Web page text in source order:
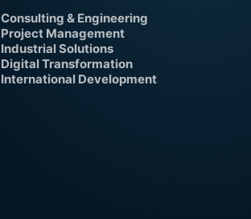
Consulting & Engineering
Project Management
Industrial Solutions
Digital Transformation
International Development